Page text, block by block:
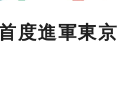
度進軍東京